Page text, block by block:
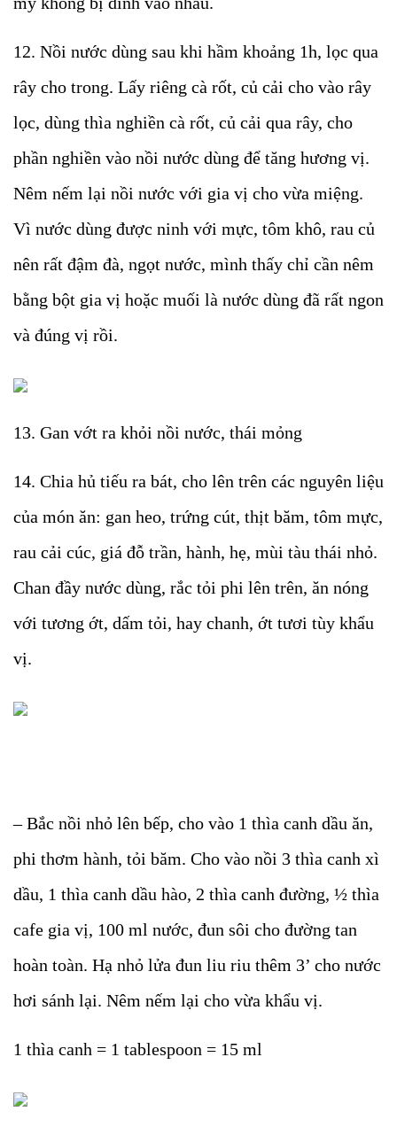
12. Nồi nước dùng sau khi hầm khoảng 1h, lọc qua
rây cho trong. Lấy riêng cà rốt, củ cải cho vào rây
lọc, dùng thìa nghiền cà rốt, củ cải qua rây, cho
phần nghiền vào nồi nước dùng để tăng hương vị.
Nêm nếm lại nồi nước với gia vị cho vừa miệng.
Vì nước dùng được ninh với mực, tôm khô, rau củ
nên rất đậm đà, ngọt nước, mình thấy chỉ cần nêm
bằng bột gia vị hoặc muối là nước dùng đã rất ngon
và đúng vị rồi.
13. Gan vớt ra khỏi nồi nước, thái mỏng
14. Chia hủ tiếu ra bát, cho lên trên các nguyên liệu
của món ăn: gan heo, trứng cút, thịt băm, tôm mực,
rau cải cúc, giá đỗ trần, hành, hẹ, mùi tàu thái nhỏ.
Chan đầy nước dùng, rắc tỏi phi lên trên, ăn nóng
với tương ớt, dấm tỏi, hay chanh, ớt tươi tùy khẩu
vị.
– Bắc nồi nhỏ lên bếp, cho vào 1 thìa canh dầu ăn,
phi thơm hành, tỏi băm. Cho vào nồi 3 thìa canh xì
dầu, 1 thìa canh dầu hào, 2 thìa canh đường, ½ thìa
cafe gia vị, 100 ml nước, đun sôi cho đường tan
hoàn toàn. Hạ nhỏ lửa đun liu riu thêm 3’ cho nước
hơi sánh lại. Nêm nếm lại cho vừa khẩu vị.
1 thìa canh = 1 tablespoon = 15 ml